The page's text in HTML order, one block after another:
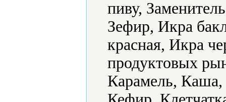
пиву,
Зефир, Икра
красная, Икра
продуктовых
Карамель, Каша,